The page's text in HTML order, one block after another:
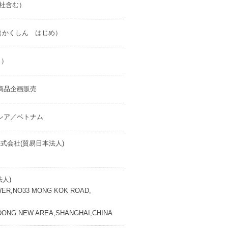
含む）
くしん はじめ）
品企画販売
ア／ベトナム
会社(貿易日本法人)
人)
MONG KOK ROAD,
NEW AREA,SHANGHAI,CHINA